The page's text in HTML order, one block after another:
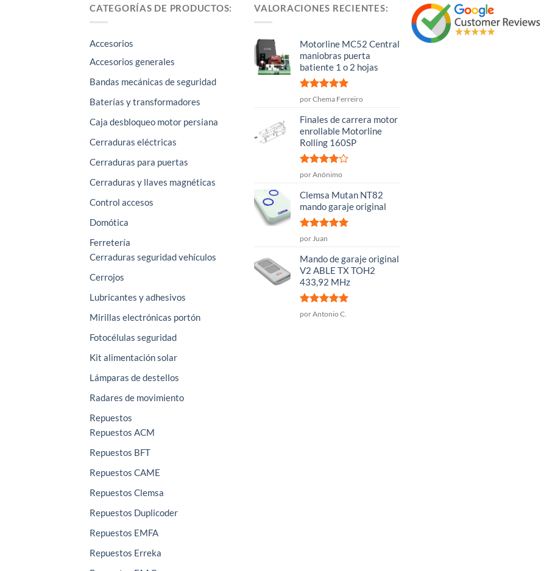
CATEGORÍAS DE PRODUCTOS:
Accesorios
Accesorios generales
Bandas mecánicas de seguridad
Baterías y transformadores
Caja desbloqueo motor persiana
Cerraduras eléctricas
Cerraduras para puertas
Cerraduras y llaves magnéticas
Control accesos
Domótica
Ferretería
Cerraduras seguridad vehículos
Cerrojos
Lubricantes y adhesivos
Mirillas electrónicas portón
Fotocélulas seguridad
Kit alimentación solar
Lámparas de destellos
Radares de movimiento
Repuestos
Repuestos ACM
Repuestos BFT
Repuestos CAME
Repuestos Clemsa
Repuestos Duplicoder
Repuestos EMFA
Repuestos Erreka
VALORACIONES RECIENTES:
Motorline MC52 Central
maniobras puerta
batiente 1 o 2 hojas
Valorado
por Chema Ferreiro
Finales de carrera motor
enrollable Motorline
Rolling 160SP
Valorado
5
por Anónimo
Clemsa Mutan NT82
mando garaje original
Valorado
por Juan
Mando de garaje original
V2 ABLE TX TOH2
433,92 MHz
Valorado
por Antonio C.